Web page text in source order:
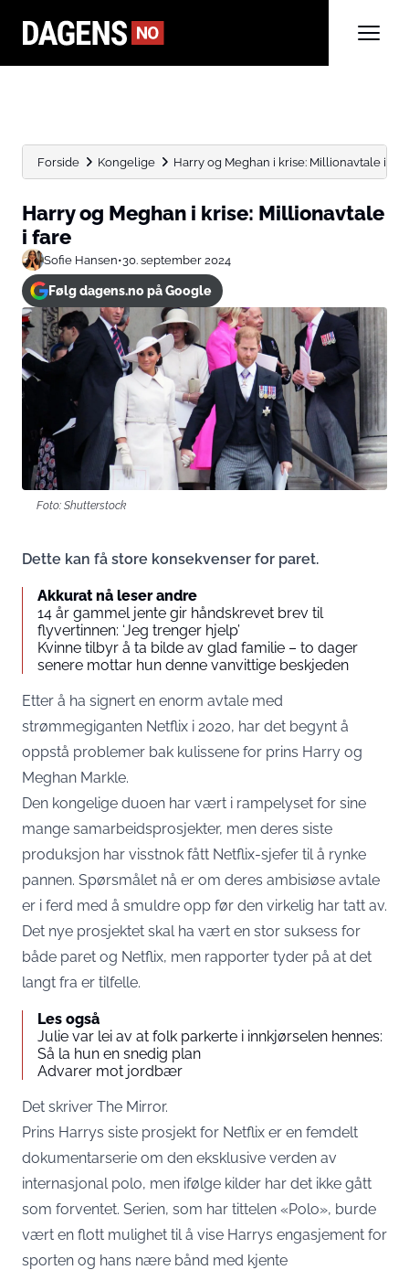
Forside Kongelige Harry og Meghan i krise: Millionavtale i
Harry og Meghan i krise: Millionavtale
i fare
Sofie Hansen•30. september 2024
Følg dagens.no på Google
Foto: Shutterstock
Dette kan få store konsekvenser for paret.
Akkurat nå leser andre
14 år gammel jente gir håndskrevet brev til
flyvertinnen: ‘Jeg trenger hjelp’
Kvinne tilbyr å ta bilde av glad familie – to dager
senere mottar hun denne vanvittige beskjeden
Etter å ha signert en enorm avtale med
strømmegiganten Netflix i 2020, har det begynt å
oppstå problemer bak kulissene for prins Harry og
Meghan Markle.
Den kongelige duoen har vært i rampelyset for sine
mange samarbeidsprosjekter, men deres siste
produksjon har visstnok fått Netflix-sjefer til å rynke
pannen. Spørsmålet nå er om deres ambisiøse avtale
er i ferd med å smuldre opp før den virkelig har tatt av.
Det nye prosjektet skal ha vært en stor suksess for
både paret og Netflix, men rapporter tyder på at det
langt fra er tilfelle.
Les også
Julie var lei av at folk parkerte i innkjørselen hennes:
Så la hun en snedig plan
Advarer mot jordbær
Det skriver The Mirror.
Prins Harrys siste prosjekt for Netflix er en femdelt
dokumentarserie om den eksklusive verden av
internasjonal polo, men ifølge kilder har det ikke gått
som forventet. Serien, som har tittelen «Polo», burde
vært en flott mulighet til å vise Harrys engasjement for
sporten og hans nære bånd med kjente